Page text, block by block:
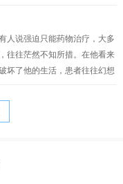
主宰，其实他只不过是一个傀
症一样都有一定人格的基础，
。社交恐惧的形成与早期环境
母自身人格特质及对孩子的教
板、追求完美等等人格的特
、苛求孩子的理由。而当孩子
陷入“自我战争”的深渊，并与
人说强迫只能药物治疗，大多
往往茫然不知所措。在他看来
坏了他的生活，患者往往幻想
态的执念才是他痛苦的根源。
最为真实与自然，但后来由于